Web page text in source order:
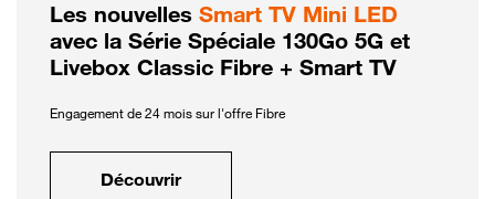
Les nouvelles Smart TV Mini LED
avec la Série Spéciale 130Go 5G et
Livebox Classic Fibre + Smart TV
Engagement de 24 mois sur l'offre Fibre
Découvrir